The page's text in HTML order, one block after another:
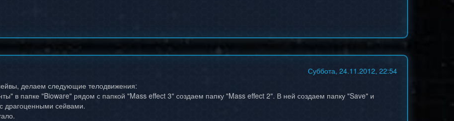
Суббота, 24.11.2012, 22:54
делаем следующие телодвижения:
в папке "Bioware" рядом с папкой "Mass effect 3" создаем папку "Mass effect 2". В ней создаем папку "Save" и
драгоценными сейвами.